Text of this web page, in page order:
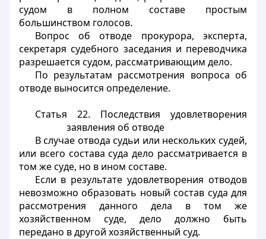
судом в полном составе простым
большинством голосов.
Вопрос об отводе прокурора, эксперта,
секретаря судебного заседания и переводчика
разрешается судом, рассматривающим дело.
По результатам рассмотрения вопроса об
отводе выносится определение.
Статья 22. Последствия удовлетворения
заявления об отводе
В случае отвода судьи или нескольких судей,
или всего состава суда дело рассматривается в
том же суде, но в ином составе.
Если в результате удовлетворения отводов
невозможно образовать новый состав суда для
рассмотрения данного дела в том же
хозяйственном суде, дело должно быть
передано в другой хозяйственный суд.